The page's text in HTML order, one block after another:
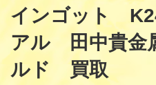
インゴット
アル 田中貴
ルド 買取